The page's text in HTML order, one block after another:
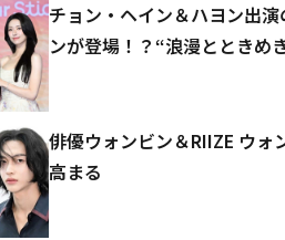
チョン・ヘイン＆ハヨン出
ンが登場！？“浪漫とときめ
俳優ウォンビン＆RIIZE ウ
高まる